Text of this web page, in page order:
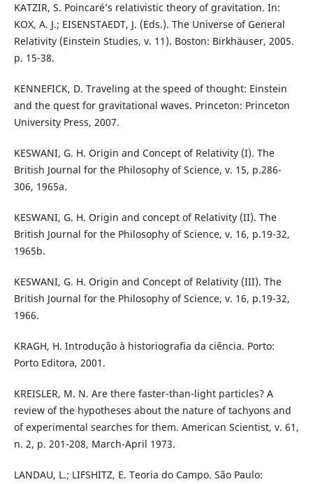
KATZIR, S. Poincaré’s relativistic theory of gravitation. In:
KOX, A. J.; EISENSTAEDT, J. (Eds.). The Universe of General
Relativity (Einstein Studies, v. 11). Boston: Birkhäuser, 2005.
p. 15-38.
KENNEFICK, D. Traveling at the speed of thought: Einstein
and the quest for gravitational waves. Princeton: Princeton
University Press, 2007.
KESWANI, G. H. Origin and Concept of Relativity (I). The
British Journal for the Philosophy of Science, v. 15, p.286-
306, 1965a.
KESWANI, G. H. Origin and concept of Relativity (II). The
British Journal for the Philosophy of Science, v. 16, p.19-32,
1965b.
KESWANI, G. H. Origin and Concept of Relativity (III). The
British Journal for the Philosophy of Science, v. 16, p.19-32,
1966.
KRAGH, H. Introdução à historiografia da ciência. Porto:
Porto Editora, 2001.
KREISLER, M. N. Are there faster-than-light particles? A
review of the hypotheses about the nature of tachyons and
of experimental searches for them. American Scientist, v. 61,
n. 2, p. 201-208, March-April 1973.
LANDAU, L.; LIFSHITZ, E. Teoria do Campo. São Paulo: